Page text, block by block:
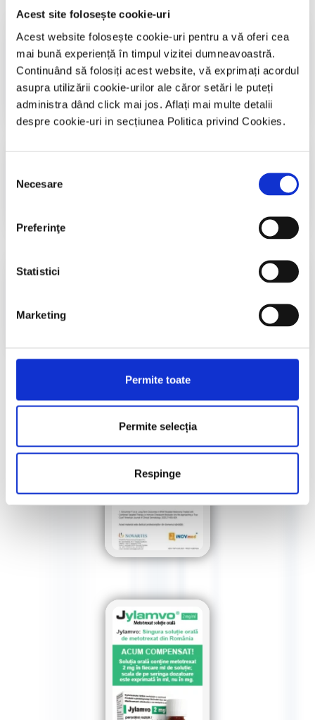
Acest site folosește cookie-uri
Acest website folosește cookie-uri pentru a vă oferi cea
mai bună experiență în timpul vizitei dumneavoastră.
Continuând să folosiți acest website, vă exprimați acordul
asupra utilizării cookie-urilor ale căror setări le puteți
administra dând click mai jos. Aflați mai multe detalii
despre cookie-uri in secțiunea Politica privind Cookies.
consimțământului
Necesare
Preferinţe
Statistici
Marketing
Permite toate
Permite selecția
Respinge
Cursuri și manifestari naționale și
internaționale​
Accesează
Diplome CND 2026